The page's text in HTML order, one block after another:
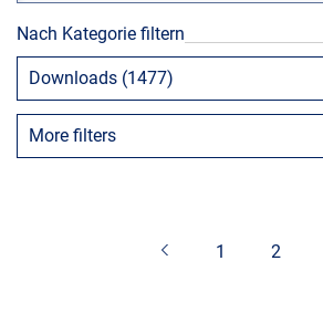
Referenzen
Downloads
Presse & Events
Nach Kategorie filtern
Downloads (1477)
More filters
1 2